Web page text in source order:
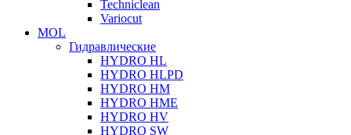
Techniclean
Variocut
MOL
Гидравлические
HYDRO HL
HYDRO HLPD
HYDRO HM
HYDRO HME
HYDRO HV
HYDRO SW